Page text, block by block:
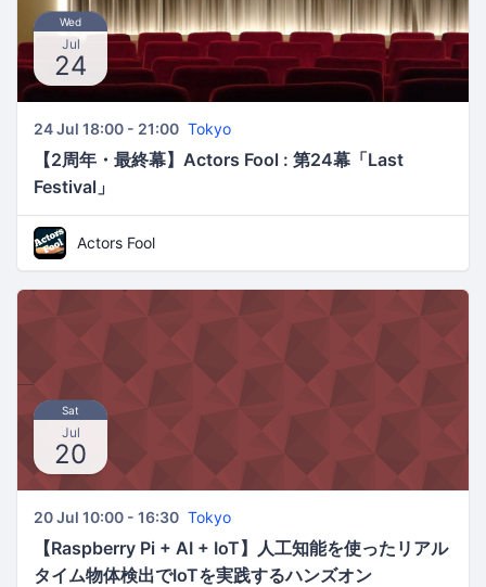
Wed
Jul
24
24 Jul 18:00 - 21:00 Tokyo
【2周年・最終幕】Actors Fool : 第24幕「Last
Festival」
Actors Fool
Sat
Jul
20
20 Jul 10:00 - 16:30 Tokyo
【Raspberry Pi + AI + IoT】人工知能を使ったリアル
タイム物体検出でIoTを実践するハンズオン